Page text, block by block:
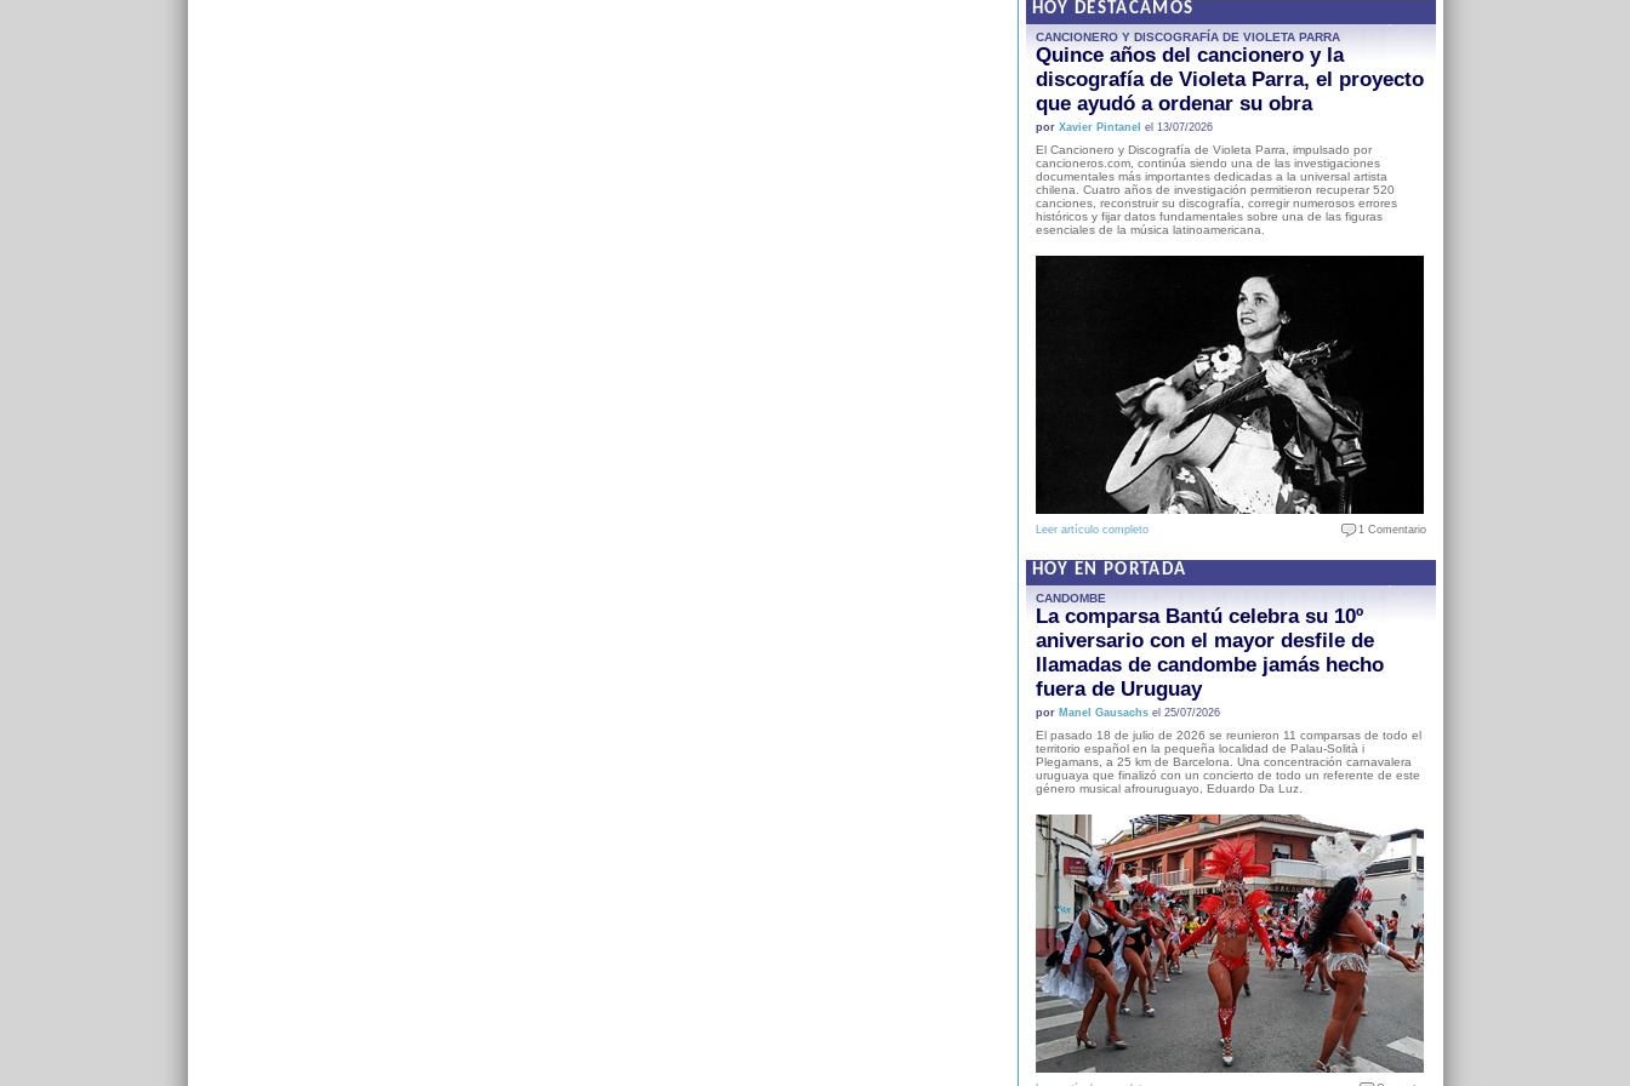
HOY DESTACAMOS
CANCIONERO Y DISCOGRAFÍA DE VIOLETA PARRA
Quince años del cancionero y la
discografía de Violeta Parra, el proyecto
que ayudó a ordenar su obra
por Xavier Pintanel el 13/07/2026
El Cancionero y Discografía de Violeta Parra, impulsado por
cancioneros.com, continúa siendo una de las investigaciones
documentales más importantes dedicadas a la universal artista
chilena. Cuatro años de investigación permitieron recuperar 520
canciones, reconstruir su discografía, corregir numerosos errores
históricos y fijar datos fundamentales sobre una de las figuras
esenciales de la música latinoamericana.
Leer artículo completo 1 Comentario
HOY EN PORTADA
CANDOMBE
La comparsa Bantú celebra su 10º
aniversario con el mayor desfile de
llamadas de candombe jamás hecho
fuera de Uruguay
por Manel Gausachsel 25/07/2026
El pasado 18 de julio de 2026 se reunieron 11 comparsas de todo el
territorio español en la pequeña localidad de Palau-Solità i
Plegamans, a 25 km de Barcelona. Una concentración carnavalera
uruguaya que finalizó con un concierto de todo un referente de este
género musical afrouruguayo, Eduardo Da Luz.